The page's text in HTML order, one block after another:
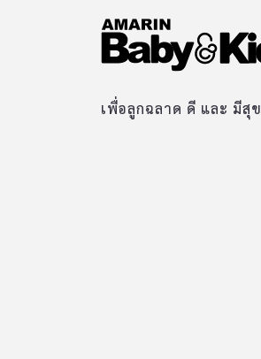
เพื่อลูกฉลาด ดี และ มีสุข